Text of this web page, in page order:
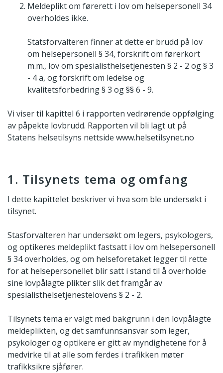
Meldeplikt om førerett i lov om helsepersonell 34
overholdes ikke.
Statsforvalteren finner at dette er brudd på lov
om helsepersonell § 34, forskrift om førerkort
m.m., lov om spesialisthelsetjenesten § 2 - 2 og § 3
- 4 a, og forskrift om ledelse og
kvalitetsforbedring § 3 og §§ 6 - 9.
Vi viser til kapittel 6 i rapporten vedrørende oppfølging
av påpekte lovbrudd. Rapporten vil bli lagt ut på
Statens helsetilsyns nettside www.helsetilsynet.no
1. Tilsynets tema og omfang
I dette kapittelet beskriver vi hva som ble undersøkt i
tilsynet.
Stasforvalteren har undersøkt om legers, psykologers,
og optikeres meldeplikt fastsatt i lov om helsepersonell
§ 34 overholdes, og om helseforetaket legger til rette
for at helsepersonellet blir satt i stand til å overholde
sine lovpålagte plikter slik det framgår av
spesialisthelsetjenestelovens § 2 - 2.
Tilsynets tema er valgt med bakgrunn i den lovpålagte
meldeplikten, og det samfunnsansvar som leger,
psykologer og optikere er gitt av myndighetene for å
medvirke til at alle som ferdes i trafikken møter
trafikksikre sjåfører.